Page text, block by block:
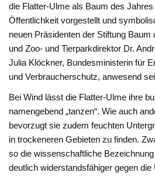
die Flatter-Ulme als Baum des
Öffentlichkeit vorgestellt und
neuen Präsidenten der Stiftung
und Zoo- und Tierparkdirektor Dr.
Julia Klöckner, Bundesministerin für
und Verbraucherschutz, anwesend
Bei Wind lässt die Flatter-Ulme ihre
namengebend „tanzen“. Wie auch
bevorzugt sie zudem feuchten
in trockeneren Gebieten zu finden.
so die wissenschaftliche
deutlich widerstandsfähiger gegen